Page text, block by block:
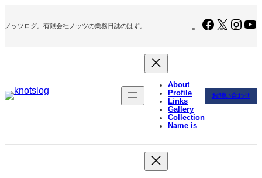
容
ノッツログ。有限会社ノッツの業務日誌のはず。 Facebook
X
About
Profile
Links
Gallery
Collection
Name is
お問い合わせ